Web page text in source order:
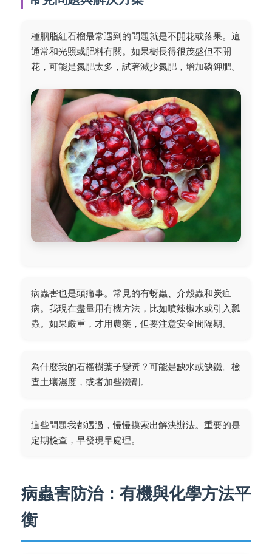
種胭脂紅石榴最常遇到的問題就是不開花或落果。這
通常和光照或肥料有關。如果樹長得很茂盛但不開
花，可能是氮肥太多，試著減少氮肥，增加磷鉀肥。
病蟲害也是頭痛事。常見的有蚜蟲、介殼蟲和炭疽
病。我現在盡量用有機方法，比如噴辣椒水或引入瓢
蟲。如果嚴重，才用農藥，但要注意安全間隔期。
為什麼我的石榴樹葉子變黃？可能是缺水或缺鐵。檢
查土壤濕度，或者加些鐵劑。
這些問題我都遇過，慢慢摸索出解決辦法。重要的是
定期檢查，早發現早處理。
病蟲害防治：有機與化學方法平
衡